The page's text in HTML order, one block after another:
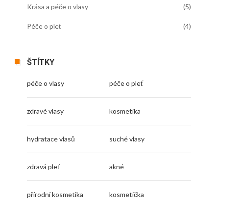
Krása a péče o vlasy (5)
Péče o pleť (4)
ŠTÍTKY
péče o vlasy péče o pleť
zdravé vlasy kosmetika
hydratace vlasů suché vlasy
zdravá pleť akné
přírodní kosmetika kosmetička